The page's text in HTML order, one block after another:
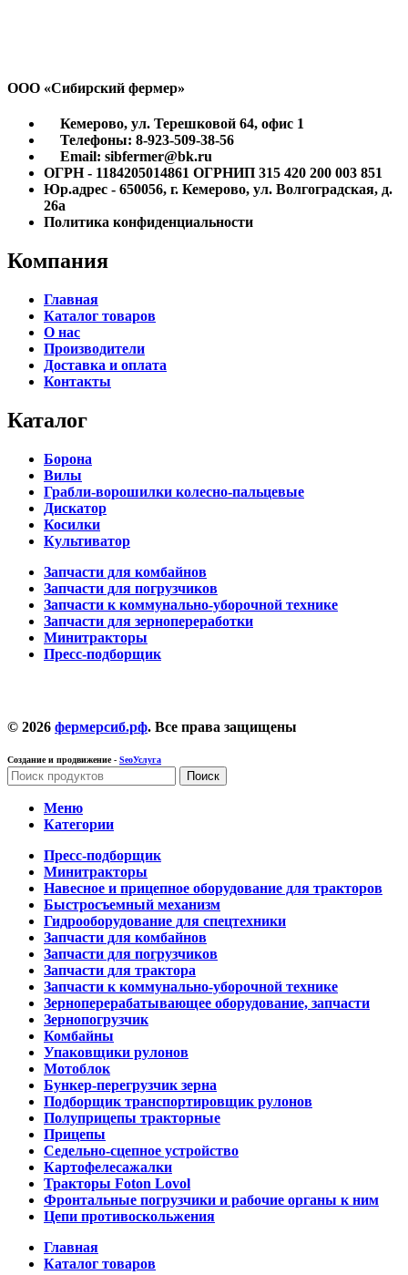
ООО «Сибирский фермер»
Кемерово, ул. Терешковой 64, офис 1
Телефоны: 8-923-509-38-56
Email: sibfermer@bk.ru
ОГРН - 1184205014861 ОГРНИП 315 420 200 003 851
Юр.адрес - 650056, г. Кемерово, ул. Волгоградская, д.
26а
Политика конфиденциальности
Компания
Главная
Каталог товаров
О нас
Производители
Доставка и оплата
Контакты
Каталог
Борона
Вилы
Грабли-ворошилки колесно-пальцевые
Дискатор
Косилки
Культиватор
Запчасти для комбайнов
Запчасти для погрузчиков
Запчасти к коммунально-уборочной технике
Запчасти для зернопереработки
Минитракторы
Пресс-подборщик
© 2026 фермерсиб.рф. Все права защищены
Создание и продвижение - SeoУслуга
Поиск
Меню
Категории
Пресс-подборщик
Минитракторы
Навесное и прицепное оборудование для тракторов
Быстросъемный механизм
Гидрооборудование для спецтехники
Запчасти для комбайнов
Запчасти для погрузчиков
Запчасти для трактора
Запчасти к коммунально-уборочной технике
Зерноперерабатывающее оборудование, запчасти
Зернопогрузчик
Комбайны
Упаковщики рулонов
Мотоблок
Бункер-перегрузчик зерна
Подборщик транспортировщик рулонов
Полуприцепы тракторные
Прицепы
Седельно-сцепное устройство
Картофелесажалки
Тракторы Foton Lovol
Фронтальные погрузчики и рабочие органы к ним
Цепи противоскольжения
Главная
Каталог товаров